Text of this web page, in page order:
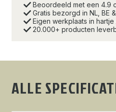
Beoordeeld met een 4.9
Gratis bezorgd in NL, BE
Eigen werkplaats in hartje
20.000+ producten
ALLE